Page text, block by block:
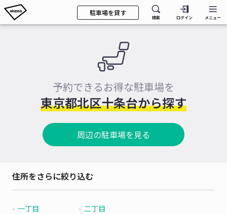
駐車場を貸す
検索 ログイン メニュー
予約できるお得な駐車場を
東京都北区十条台から探す
周辺の駐車場を見る
住所をさらに絞り込む
一丁目 二丁目